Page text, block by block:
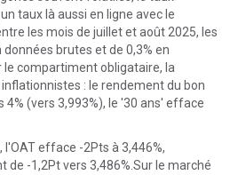
taux là aussi en ligne avec le
les mois de juillet et août 2025, les
brutes et de 0,3% en
compartiment obligataire, la
: le rendement du bon
4% (vers 3,993%), le '30 ans' efface
l'OAT efface -2Pts à 3,446%,
de -1,2Pt vers 3,486%.Sur le marché